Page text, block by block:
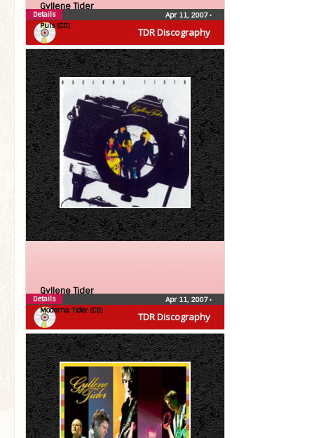
TDR Discography
Gyllene Tider
Puls (CD)
Apr 11, 2007•
Details
TDR Discography
Gyllene Tider
Moderna Tider (CD)
Apr 11, 2007•
Details